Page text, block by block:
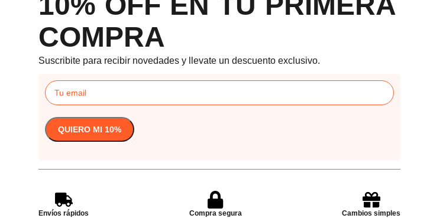
COMPRA
Suscribite para recibir novedades y llevate un descuento exclusivo.
Envíos rápidos Compra segura Cambios simples